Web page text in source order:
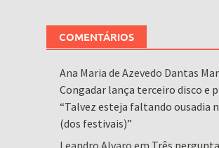
COMENTÁRIOS
Ana Maria de Azevedo Dantas
Congadar lança terceiro disco e
“Talvez esteja faltando ousadia
(dos festivais)”
Leandro Alvaro em Três